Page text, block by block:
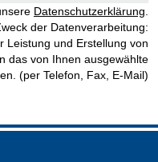
Datenschutzerklärung
der Datenverarbeitung:
Leistung und Erstellung von
das von Ihnen ausgewählte
(per Telefon, Fax, E-Mail)